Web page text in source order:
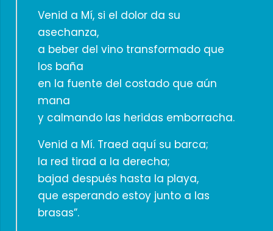
Venid a Mí, si el dolor da su
asechanza,
a beber del vino transformado que
los baña
en la fuente del costado que aún
mana
y calmando las heridas emborracha.
Venid a Mí. Traed aquí su barca;
la red tirad a la derecha;
bajad después hasta la playa,
que esperando estoy junto a las
brasas”.